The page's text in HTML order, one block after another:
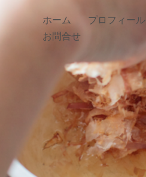
ホーム プロフィール
お問合せ